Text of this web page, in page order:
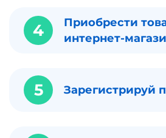
4
Приобрести
интернет-
5 Зарегистрируй